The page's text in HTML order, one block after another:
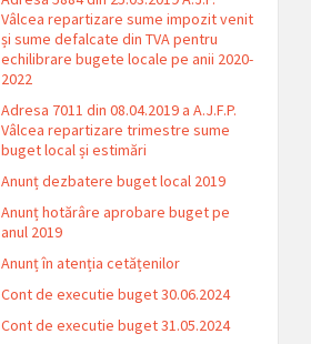
Vâlcea repartizare sume impozit venit
și sume defalcate din TVA pentru
echilibrare bugete locale pe anii 2020-
2022
Adresa 7011 din 08.04.2019 a A.J.F.P.
Vâlcea repartizare trimestre sume
buget local și estimări
Anunț dezbatere buget local 2019
Anunț hotărâre aprobare buget pe
anul 2019
Anunț în atenția cetățenilor
Cont de executie buget 30.06.2024
Cont de executie buget 31.05.2024